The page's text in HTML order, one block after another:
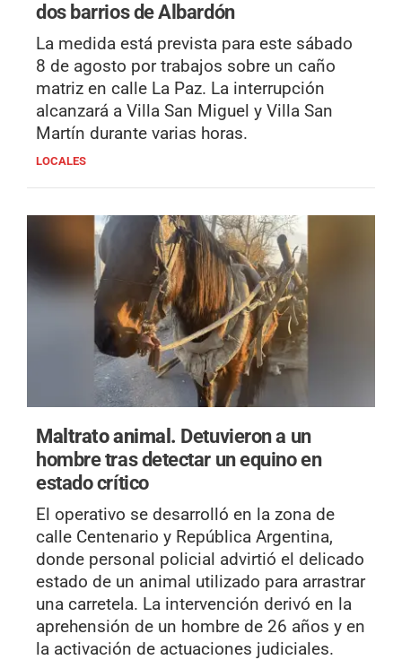
dos barrios de Albardón
La medida está prevista para este sábado
8 de agosto por trabajos sobre un caño
matriz en calle La Paz. La interrupción
alcanzará a Villa San Miguel y Villa San
Martín durante varias horas.
LOCALES
Maltrato animal. Detuvieron a un
hombre tras detectar un equino en
estado crítico
El operativo se desarrolló en la zona de
calle Centenario y República Argentina,
donde personal policial advirtió el delicado
estado de un animal utilizado para arrastrar
una carretela. La intervención derivó en la
aprehensión de un hombre de 26 años y en
la activación de actuaciones judiciales.